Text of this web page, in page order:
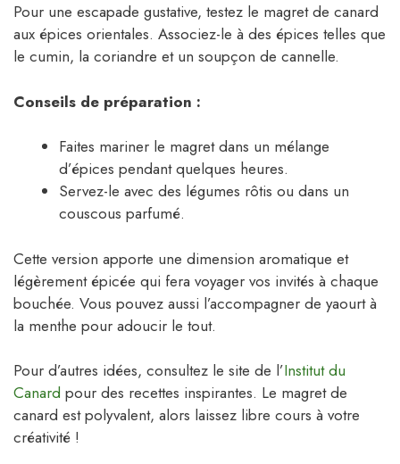
Pour une escapade gustative, testez le magret de canard
aux épices orientales. Associez-le à des épices telles que
le cumin, la coriandre et un soupçon de cannelle.
Conseils de préparation :
Faites mariner le magret dans un mélange
d’épices pendant quelques heures.
Servez-le avec des légumes rôtis ou dans un
couscous parfumé.
Cette version apporte une dimension aromatique et
légèrement épicée qui fera voyager vos invités à chaque
bouchée. Vous pouvez aussi l’accompagner de yaourt à
la menthe pour adoucir le tout.
Pour d’autres idées, consultez le site de l’Institut du
Canard pour des recettes inspirantes. Le magret de
canard est polyvalent, alors laissez libre cours à votre
créativité !